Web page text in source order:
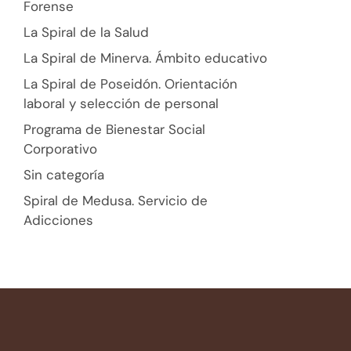
Forense
La Spiral de la Salud
La Spiral de Minerva. Ámbito educativo
La Spiral de Poseidón. Orientación
laboral y selección de personal
Programa de Bienestar Social
Corporativo
Sin categoría
Spiral de Medusa. Servicio de
Adicciones